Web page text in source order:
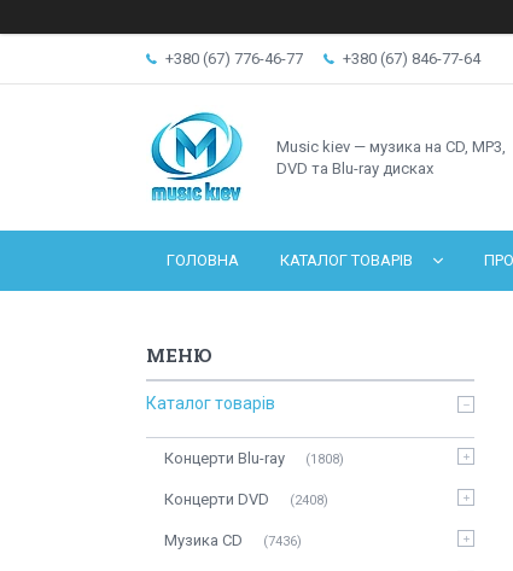
+380 (67) 776-46-77 +380 (67) 846-77-64
Music kiev — музика на CD, MP3,
DVD та Blu-ray дисках
ГОЛОВНА КАТАЛОГ ТОВАРІВ
Каталог товарів
Концерти Blu-ray 1808
Концерти DVD 2408
Музика CD 7436